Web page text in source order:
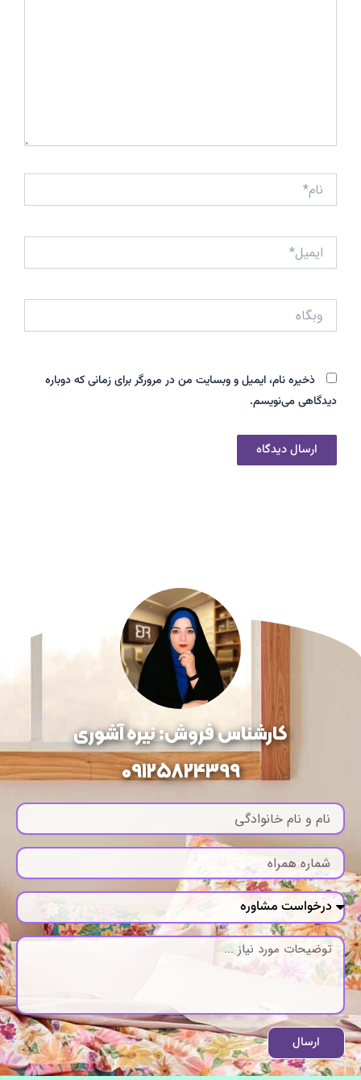
ایمیل*
ذخیره نام، ایمیل و وبسایت من در مرورگر برای زمانی که دوباره
دیدگاهی می‌نویسم.
کارشناس فروش: نیره آشوری
09125824399
ارسال